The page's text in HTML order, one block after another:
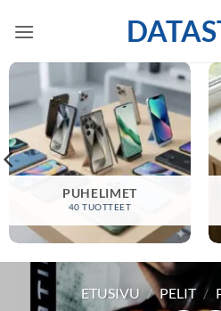
PUHELIMET
40 TUOTTEET
ETUSIVU / PELIT /